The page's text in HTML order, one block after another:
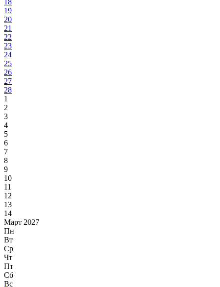
18
19
20
21
22
23
24
25
26
27
28
1
2
3
4
5
6
7
8
9
10
11
12
13
14
Март 2027
Пн
Вт
Ср
Чт
Пт
Сб
Вс